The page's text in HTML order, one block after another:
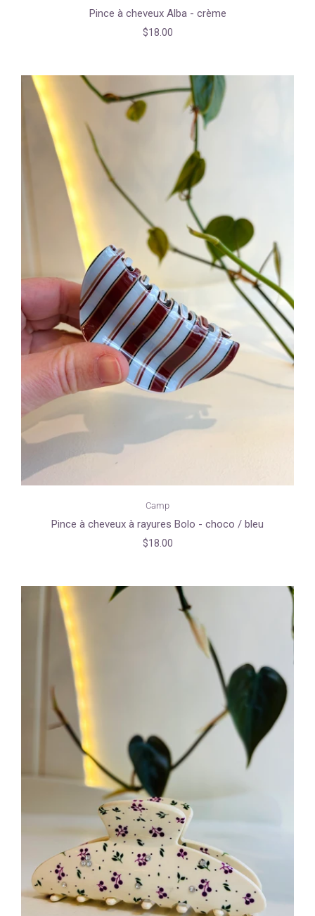
Pince à cheveux Alba - crème
$18.00
Camp
Pince à cheveux à rayures Bolo - choco / bleu
$18.00